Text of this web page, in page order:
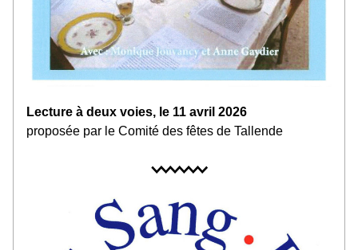
Lecture à deux voies, le 11 avril 2026
proposée par le Comité des fêtes de Tallende